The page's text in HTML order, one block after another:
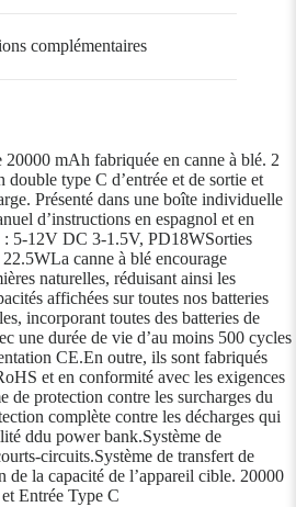
complémentaires
mAh fabriquée en canne à blé. 2
type C d’entrée et de sortie et
Présenté dans une boîte individuelle
d’instructions en espagnol et en
: 5-12V DC 3-1.5V, PD18WSorties
canne à blé encourage
naturelles, réduisant ainsi les
affichées sur toutes nos batteries
incorporant toutes des batteries de
une durée de vie d’au moins 500 cycles
CE.En outre, ils sont fabriqués
et en conformité avec les exigences
de protection contre les surcharges du
complète contre les décharges qui
ddu power bank.Système de
circuits.Système de transfert de
de la capacité de l’appareil cible. 20000
Entrée Type C